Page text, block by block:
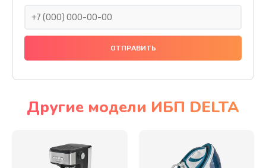
Другие модели ИБП DELTA